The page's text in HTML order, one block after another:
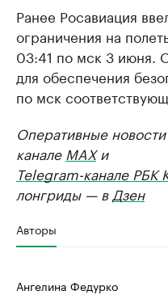
Ранее Росавиация
ограничения на
03:41 по мск 3 июня.
для обеспечения
по мск
Оперативные
канале MAXи
Telegram-канале РБК
лонгриды — в Дзен
Авторы
Ангелина Федурко